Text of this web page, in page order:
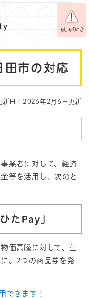
文へ
もしものとき
田市の対応
新日：2026年2月6日更新
業者に対して、経済
等を活用し、次のと
たPay」
価高騰に対して、生
、2つの商品券を発
できます！